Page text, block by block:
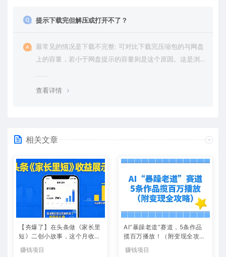
提示下载完但解压或打开不了？
最常见的情况是下载不完整: 可对比下载完压缩包的与网盘
上的容量，若小于网盘提示的容量则是这个原因。这是浏
查看详情
相关文章
【夯爆了】在头条做《家长里
短》二创小故事，这个月收益
2w+
赚钱项目
AI“暴躁老道”赛道，5条作品
揽百万播放！（附变现全攻
略）
赚钱项目